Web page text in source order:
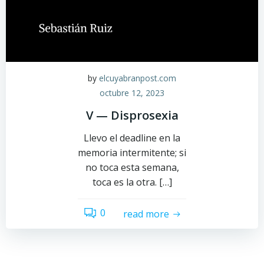
by elcuyabranpost.com
octubre 12, 2023
V — Disprosexia
Llevo el deadline en la
memoria intermitente; si
no toca esta semana,
toca es la otra. […]
0 read more